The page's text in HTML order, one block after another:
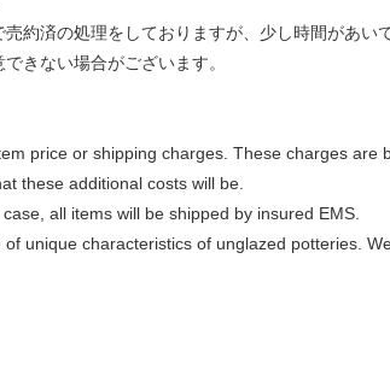
約済の処理をしておりますが、少し時間があい
きない場合がございます。
price or shipping charges. These charges are
these additional costs will be.
all items will be shipped by insured EMS.
unique characteristics of unglazed potteries.